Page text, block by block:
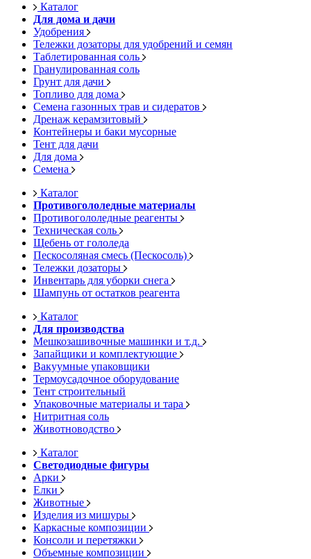
Каталог
Для дома и дачи
Удобрения
Тележки дозаторы для удобрений и семян
Таблетированная соль
Гранулированная соль
Грунт для дачи
Топливо для дома
Семена газонных трав и сидератов
Дренаж керамзитовый
Контейнеры и баки мусорные
Тент для дачи
Для дома
Семена
Каталог
Противогололедные материалы
Противогололедные реагенты
Техническая соль
Щебень от гололеда
Пескосоляная смесь (Пескосоль)
Тележки дозаторы
Инвентарь для уборки снега
Шампунь от остатков реагента
Каталог
Для производства
Мешкозашивочные машинки и т.д.
Запайщики и комплектующие
Вакуумные упаковщики
Термоусадочное оборудование
Тент строительный
Упаковочные материалы и тара
Нитритная соль
Животноводство
Каталог
Светодиодные фигуры
Арки
Елки
Животные
Изделия из мишуры
Каркасные композиции
Консоли и перетяжки
Объемные композиции